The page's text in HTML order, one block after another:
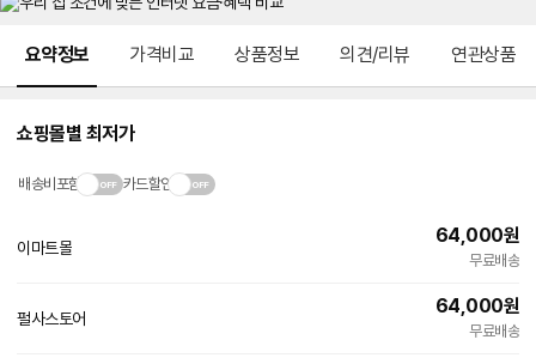
요약정보 가격비교 상품정보 의견/리뷰 연관상품
쇼핑몰별 최저가
배송비포함 카드할인
이마트몰
64,000원
무료배송
펄사스토어
64,000원
무료배송